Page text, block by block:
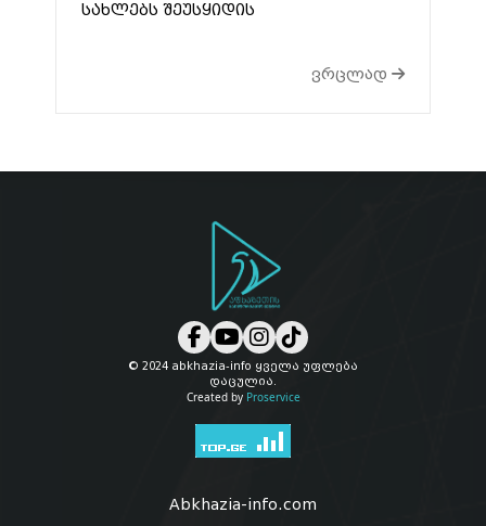
სახლებს შეუსყიდის
ვრცლად
© 2024 abkhazia-info ყველა უფლება
დაცულია.
Created by Proservice
Abkhazia-info.com